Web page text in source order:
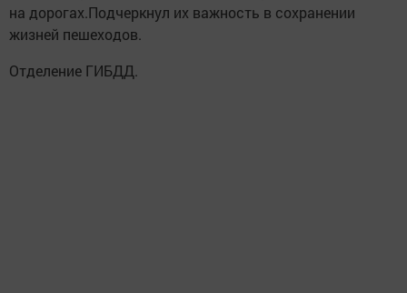
на дорогах.Подчеркнул их важность в сохранении
жизней пешеходов.
Отделение ГИБДД.